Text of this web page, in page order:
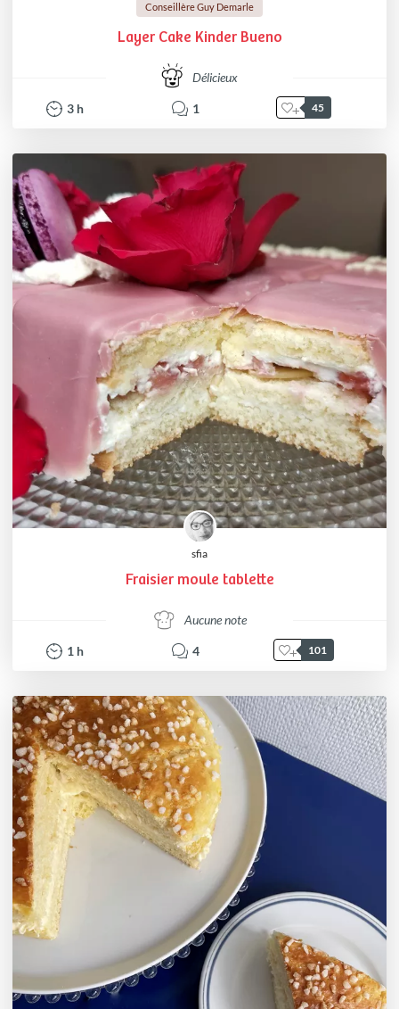
Conseillère Guy Demarle
Layer Cake Kinder Bueno
Délicieux
3 h 1 45
sfia
Fraisier moule tablette
Aucune note
1 h 4 101